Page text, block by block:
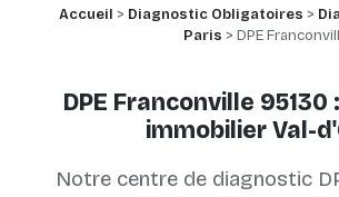
Accueil > Diagnostic Obligatoires >
Paris > DPE
DPE Franconville
immobilier Val-
Notre centre de diagnostic